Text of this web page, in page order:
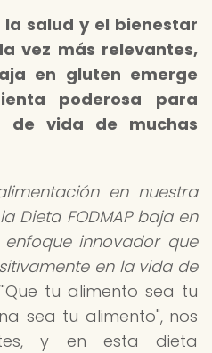
la salud y el bienestar
vez más relevantes,
en gluten emerge
poderosa para
de vida de muchas
en nuestra
Dieta FODMAP baja en
innovador que
en la vida de
"Que tu alimento sea tu
sea tu alimento", nos
y en esta dieta